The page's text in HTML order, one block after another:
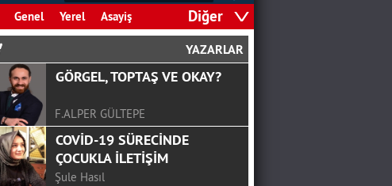
Genel Yerel Asayiş Diğer
YAZARLAR
GÖRGEL, TOPTAŞ VE OKAY?
F.ALPER GÜLTEPE
COVİD-19 SÜRECİNDE
ÇOCUKLA İLETİŞİM
Şule Hasıl